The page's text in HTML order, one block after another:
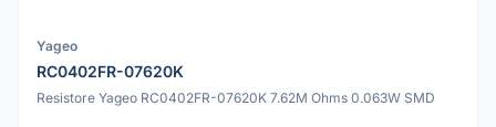
Yageo
RC0402FR-07620K
Resistore Yageo RC0402FR-07620K 7.62M Ohms 0.063W SMD